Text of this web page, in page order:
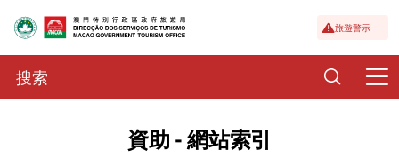
旅遊警示
資助 - 網站索引